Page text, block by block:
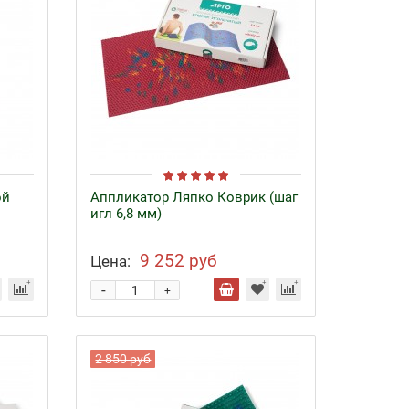
Байкал ЭМ-1 и удобрения
Аппликатор Ляпко Коврик (шаг
игл 6,8 мм)
Цена: 9 252 руб
+
-
2 850 руб